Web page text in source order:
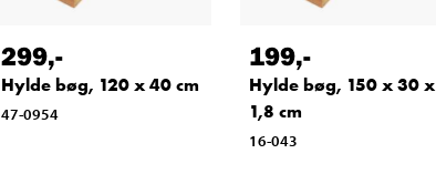
299,-
Hylde bøg, 120 x 40 cm
47-0954
199,-
Hylde bøg, 150 x 30 x
1,8 cm
16-043